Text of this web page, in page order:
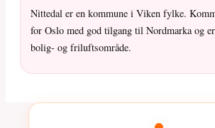
Nittedal er en kommune i Viken fylke.
for Oslo med god tilgang til Nordmarka og
bolig- og friluftsområde.